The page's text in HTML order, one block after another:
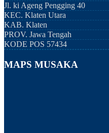
Jl. ki Ageng Pengging 40
KEC. Klaten Utara
KAB. Klaten
PROV. Jawa Tengah
KODE POS 57434
MAPS MUSAKA